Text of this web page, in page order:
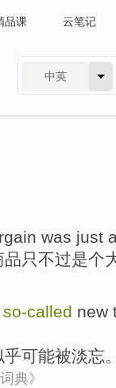
品课 云笔记
中英
was just
品只不过是个
so-called new
乎可能被淡忘
典》